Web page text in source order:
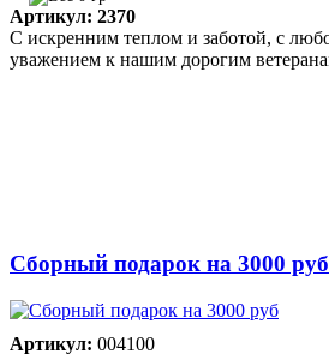
Артикул: 2370
С искренним теплом и заботой, с
уважением к нашим дорогим
Сборный подарок на 3000 руб
Артикул: 004100